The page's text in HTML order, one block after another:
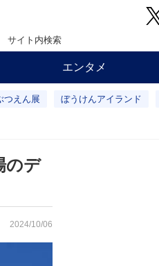
サイト内検索
エンタメ
つえん展 ぼうけんアイランド
のデ
2024/10/06